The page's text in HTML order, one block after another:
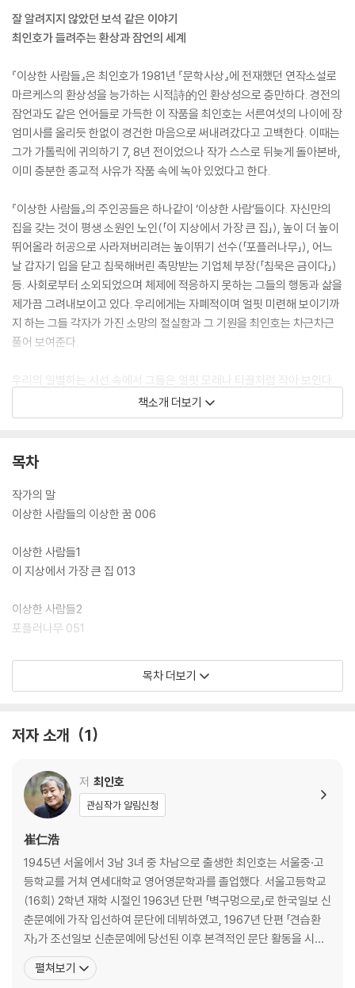
잘 알려지지 않았던 보석 같은 이야기
최인호가 들려주는 환상과 잠언의 세계
『이상한 사람들』은 최인호가 1981년 『문학사상』에 전재했던 연작소설로
마르케스의 환상성을 능가하는 시적詩的인 환상성으로 충만하다. 경전의
잠언과도 같은 언어들로 가득한 이 작품을 최인호는 서른여섯의 나이에 장
엄미사를 올리듯 한없이 경건한 마음으로 써내려갔다고 고백한다. 이때는
그가 가톨릭에 귀의하기 7, 8년 전이었으나 작가 스스로 뒤늦게 돌아본바,
이미 충분한 종교적 사유가 작품 속에 녹아 있었다고 한다.
『이상한 사람들』의 주인공들은 하나같이 ‘이상한 사람’들이다. 자신만의
집을 갖는 것이 평생 소원인 노인(「이 지상에서 가장 큰 집」), 높이 더 높이
뛰어올라 허공으로 사라져버리려는 높이뛰기 선수(「포플러나무」), 어느
날 갑자기 입을 닫고 침묵해버린 촉망받는 기업체 부장(「침묵은 금이다」)
등. 사회로부터 소외되었으며 체제에 적응하지 못하는 그들의 행동과 삶을
제가끔 그려내보이고 있다. 우리에게는 자폐적이며 얼핏 미련해 보이기까
지 하는 그들 각자가 가진 소망의 절실함과 그 기원을 최인호는 차근차근
풀어 보여준다.
우리의 일별하는 시선 속에서 그들은 얼핏 모래나 티끌처럼 작아 보인다.
하지만 그들 하나하나의 삶을 확대해 들여다보면 이 인물들은 우리가 영영
붙잡고 씨름해야 하는 인간 존재의 조건과 사투하고 있음을 알게 된다. 쉽
간결하고 아름답다. 이 침묵 속에서 내뱉는 그들의 말은 경전 속 잠언처럼,
『이상한 사람들』의 삽화를 그린 김무연은 언어로만 존재하던 이상한 사람
색채와 숨결을 불어넣으며 한 권의 아름다운 동화童畵 속으로 독자들을
이끈다.
책소개 더보기
목차
작가의 말
이상한 사람들의 이상한 꿈 006
이상한 사람들1
이 지상에서 가장 큰 집 013
이상한 사람들2
포플러나무 051
이상한 사람들3
목차 더보기
저자 소개 1
저 최인호
관심작가 알림신청
崔仁浩
1945년 서울에서 3남 3녀 중 차남으로 출생한 최인호는 서울중·고
등학교를 거쳐 연세대학교 영어영문학과를 졸업했다. 서울고등학교
(16회) 2학년 재학 시절인 1963년 단편 「벽구멍으로」로 한국일보 신
춘문예에 가작 입선하여 문단에 데뷔하였고, 1967년 단편 「견습환
자」가 조선일보 신춘문예에 당선된 이후 본격적인 문단 활동을 시작
하였다. 작가는 1970~80년대 한국문학의 축복과도 같은 존재였다.
농업과 공업, 근대와 현대가 미묘하게 교차하는 시기의 왜곡된 삶을
펼쳐보기